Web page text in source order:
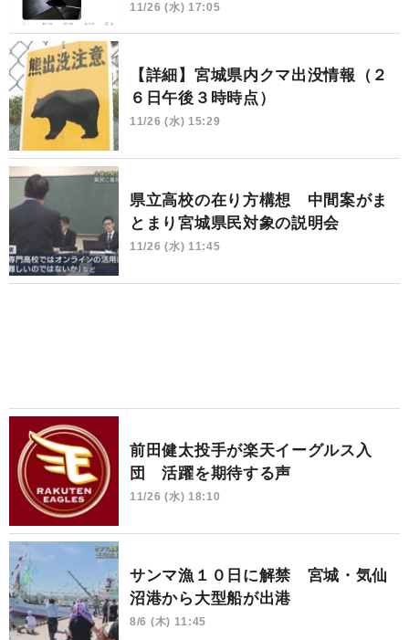
11/26 (水) 17:05
【詳細】宮城県内クマ出没情報（２
６日午後３時時点）
11/26 (水) 15:29
県立高校の在り方構想 中間案がま
とまり宮城県民対象の説明会
11/26 (水) 11:45
前田健太投手が楽天イーグルス入
団 活躍を期待する声
11/26 (水) 18:10
サンマ漁１０日に解禁 宮城・気仙
沼港から大型船が出港
8/6 (木) 11:45